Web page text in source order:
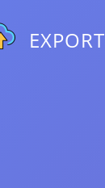
EXPORT